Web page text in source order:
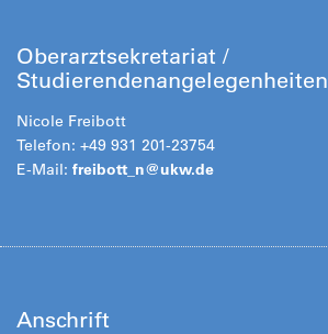
Oberarztsekretariat /
Studierendenangelegenheiten
Nicole Freibott
Telefon: +49 931 201-23754
E-Mail: freibott_n@ukw.de
Anschrift